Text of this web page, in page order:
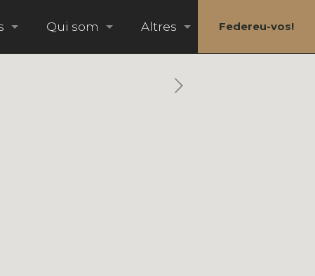
Qui som Altres Federeu-vos!